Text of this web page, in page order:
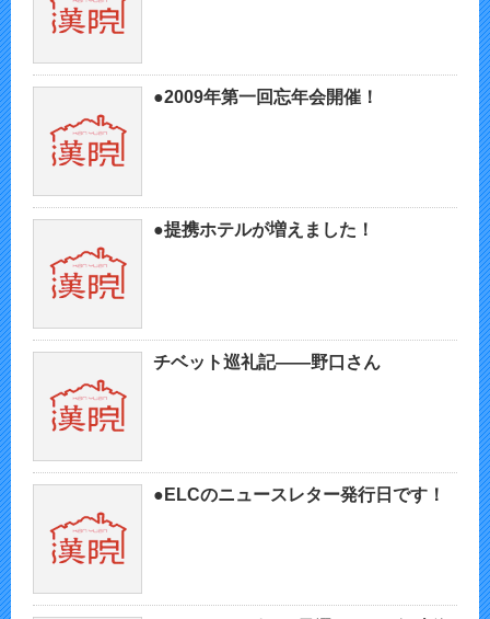
●2009年第一回忘年会開催！
●提携ホテルが増えました！
チベット巡礼記——野口さん
●ELCのニュースレター発行日です！